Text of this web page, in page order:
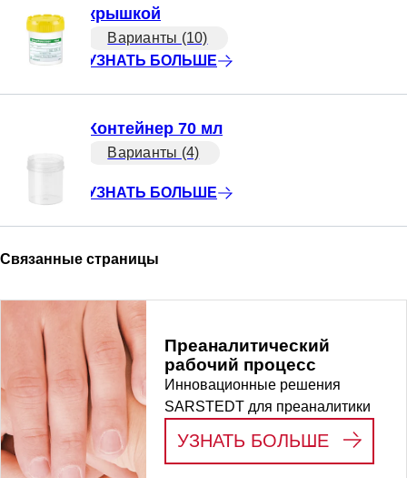
крышкой
Варианты (10)
УЗНАТЬ БОЛЬШЕ
Контейнер 70 мл
Варианты (4)
УЗНАТЬ БОЛЬШЕ
Связанные страницы
Преаналитический
рабочий процесс
Инновационные решения
SARSTEDT для преаналитики
УЗНАТЬ БОЛЬШЕ